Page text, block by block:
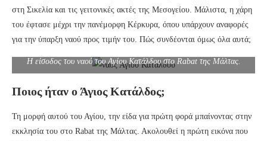
στη Σικελία και τις γειτονικές ακτές της Μεσογείου. Μάλιστα, η χάρη
του έφτασε μέχρι την πανέμορφη Κέρκυρα, όπου υπάρχουν αναφορές
για την ύπαρξη ναού προς τιμήν του. Πώς συνδέονται όμως όλα αυτά;
Η είσοδος του ναού του Αγίου Κατάλδου στο Rabat της Μάλτας.
Ποιος ήταν ο Άγιος Κατάλδος;
Τη μορφή αυτού του Αγίου, την είδα για πρώτη φορά μπαίνοντας στην
εκκλησία του στο Rabat της Μάλτας. Ακολουθεί η πρώτη εικόνα που